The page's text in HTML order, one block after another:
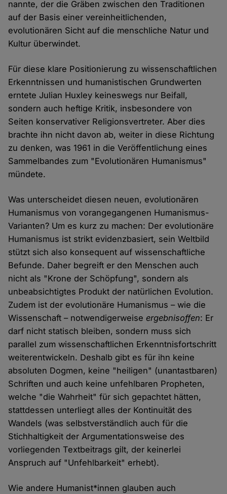
nannte, der die Gräben zwischen den Traditionen
auf der Basis einer vereinheitlichenden,
evolutionären Sicht auf die menschliche Natur und
Kultur überwindet.
Für diese klare Positionierung zu wissenschaftlichen
Erkenntnissen und humanistischen Grundwerten
erntete Julian Huxley keineswegs nur Beifall,
sondern auch heftige Kritik, insbesondere von
Seiten konservativer Religionsvertreter. Aber dies
brachte ihn nicht davon ab, weiter in diese Richtung
zu denken, was 1961 in die Veröffentlichung eines
Sammelbandes zum "Evolutionären Humanismus"
mündete.
Was unterscheidet diesen neuen, evolutionären
Humanismus von vorangegangenen Humanismus-
Varianten? Um es kurz zu machen: Der evolutionäre
Humanismus ist strikt evidenzbasiert, sein Weltbild
stützt sich also konsequent auf wissenschaftliche
Befunde. Daher begreift er den Menschen auch
nicht als "Krone der Schöpfung", sondern als
unbeabsichtigtes Produkt der natürlichen Evolution.
Zudem ist der evolutionäre Humanismus – wie die
Wissenschaft – notwendigerweiseergebnisoffen: Er
darf nicht statisch bleiben, sondern muss sich
parallel zum wissenschaftlichen Erkenntnisfortschritt
weiterentwickeln. Deshalb gibt es für ihn keine
absoluten Dogmen, keine "heiligen" (unantastbaren)
Schriften und auch keine unfehlbaren Propheten,
welche "die Wahrheit" für sich gepachtet hätten,
stattdessen unterliegt alles der Kontinuität des
Wandels (was selbstverständlich auch für die
Stichhaltigkeit der Argumentationsweise des
vorliegenden Textbeitrags gilt, der keinerlei
Anspruch auf "Unfehlbarkeit" erhebt).
Wie andere Humanist*innen glauben auch